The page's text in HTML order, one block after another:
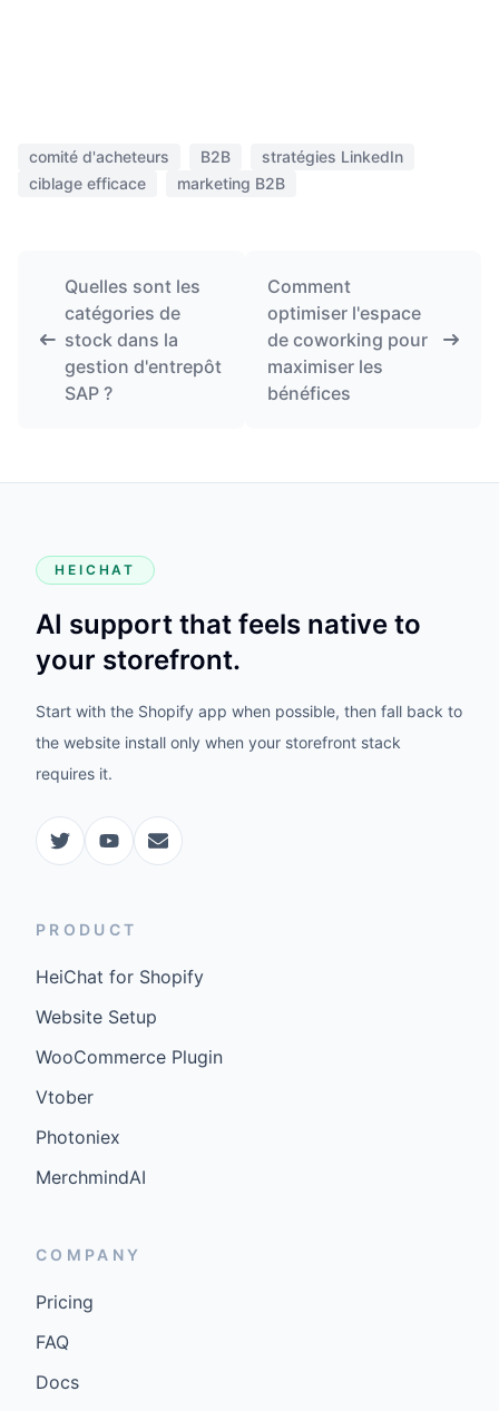
comité d'acheteurs B2B
stratégies LinkedIn
ciblage efficace
marketing B2B
Quelles sont les
catégories de
stock dans la
gestion d'entrepôt
SAP ?
Comment
optimiser l'espace
de coworking pour
maximiser les
bénéfices
HEICHAT
AI support that feels native to
your storefront.
Start with the Shopify app when possible, then fall back to
the website install only when your storefront stack
requires it.
PRODUCT
HeiChat for Shopify
Website Setup
WooCommerce Plugin
Vtober
Photoniex
MerchmindAI
COMPANY
Pricing
FAQ
Docs